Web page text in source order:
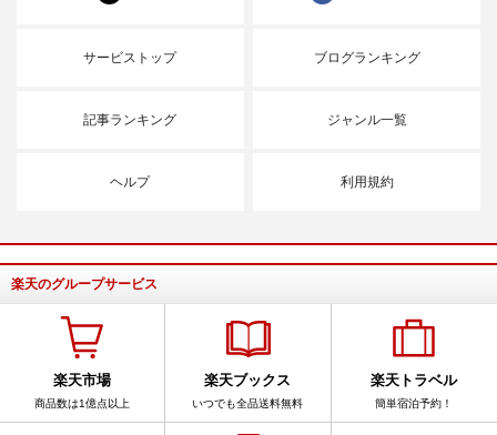
サービストップ ブログランキング
記事ランキング ジャンル一覧
ヘルプ 利用規約
楽天のグループサービス
楽天市場
商品数は1億点以上
楽天ブックス
いつでも全品送料無料
楽天トラベル
簡単宿泊予約！